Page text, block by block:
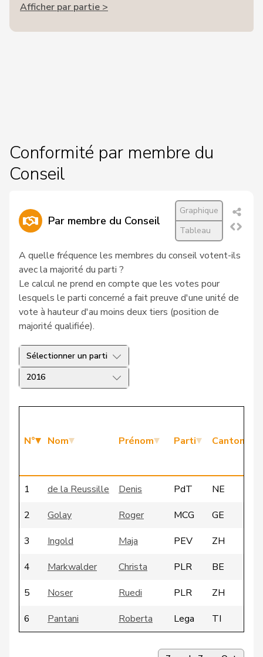
Afficher par partie >
Conformité par membre du
Conseil
Par membre du Conseil
Graphique
Tableau
A quelle fréquence les membres du conseil votent-ils
avec la majorité du parti ?
Le calcul ne prend en compte que les votes pour
lesquels le parti concerné a fait preuve d'une unité de
vote à hauteur d'au moins deux tiers (position de
majorité qualifiée).
Sélectionner un parti
2016
N° Nom Prénom Parti Canton
1 de la Reussille Denis PdT
NE
2
Golay Roger MCG
GE
3
Ingold Maja PEV
ZH
4
Markwalder Christa PLR
BE
5
Noser Ruedi PLR
ZH
6
Pantani Roberta Lega
TI